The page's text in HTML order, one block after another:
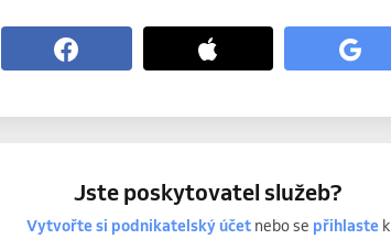
Jste poskytovatel služeb?
Vytvořte si podnikatelský účetnebo se přihlastek